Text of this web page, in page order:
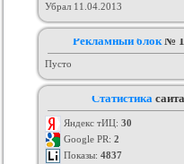
Студии для uCoz
Шаблон Dst-Team
Категория :
Убрал 11.04.2013
Рекламный блок№ 1
Пусто
Статистика сайта
Яндекс тИЦ: 30
Google PR: 2
Показы: 4837